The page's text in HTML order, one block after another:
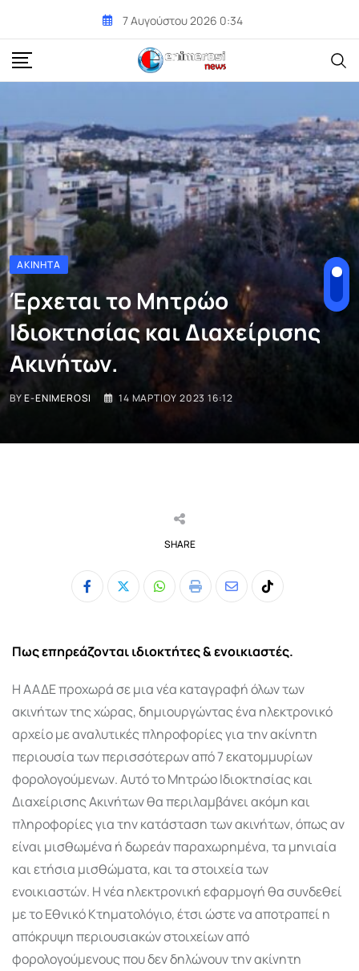
content
7 Αυγούστου 2026 0:34
ΑΚΊΝΗΤΑ
Έρχεται το Μητρώο
Ιδιοκτησίας και Διαχείρισης
Ακινήτων.
BYE-ENIMEROSI 14 ΜΑΡΤΊΟΥ 2023 16:12
SHARE
Whatsapp
Print
ShareTiktok
Πως επηρεάζονται ιδιοκτήτες & ενοικιαστές.
Η ΑΑΔΕ προχωρά σε μια νέα καταγραφή όλων των
ακινήτων της χώρας, δημιουργώντας ένα ηλεκτρονικό
αρχείο με αναλυτικές πληροφορίες για την ακίνητη
περιουσία των περισσότερων από 7 εκατομμυρίων
φορολογούμενων. Αυτό το Μητρώο Ιδιοκτησίας και
Διαχείρισης Ακινήτων θα περιλαμβάνει ακόμη και
πληροφορίες για την κατάσταση των ακινήτων, όπως αν
είναι μισθωμένα ή δωρεάν παραχωρημένα, τα μηνιαία
και ετήσια μισθώματα, και τα στοιχεία των
ενοικιαστών. Η νέα ηλεκτρονική εφαρμογή θα συνδεθεί
με το Εθνικό Κτηματολόγιο, έτσι ώστε να αποτραπεί η
απόκρυψη περιουσιακών στοιχείων από
φορολογούμενους που δεν δηλώνουν την ακίνητη